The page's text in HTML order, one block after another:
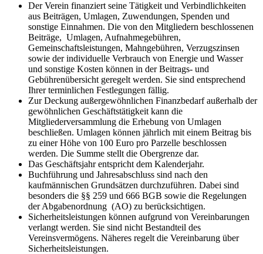
Der Verein finanziert seine Tätigkeit und Verbindlichkeiten
aus Beiträgen, Umlagen, Zuwendungen, Spenden und
sonstige Einnahmen. Die von den Mitgliedern beschlossenen
Beiträge, Umlagen, Aufnahmegebühren,
Gemeinschaftsleistungen, Mahngebühren, Verzugszinsen
sowie der individuelle Verbrauch von Energie und Wasser
und sonstige Kosten können in der Beitrags- und
Gebührenübersicht geregelt werden. Sie sind entsprechend
Ihrer terminlichen Festlegungen fällig.
Zur Deckung außergewöhnlichen Finanzbedarf außerhalb der
gewöhnlichen Geschäftstätigkeit kann die
Mitgliederversammlung die Erhebung von Umlagen
beschließen. Umlagen können jährlich mit einem Beitrag bis
zu einer Höhe von 100 Euro pro Parzelle beschlossen
werden. Die Summe stellt die Obergrenze dar.
Das Geschäftsjahr entspricht dem Kalenderjahr.
Buchführung und Jahresabschluss sind nach den
kaufmännischen Grundsätzen durchzuführen. Dabei sind
besonders die §§ 259 und 666 BGB sowie die Regelungen
der Abgabenordnung (AO) zu berücksichtigen.
Sicherheitsleistungen können aufgrund von Vereinbarungen
verlangt werden. Sie sind nicht Bestandteil des
Vereinsvermögens. Näheres regelt die Vereinbarung über
Sicherheitsleistungen.